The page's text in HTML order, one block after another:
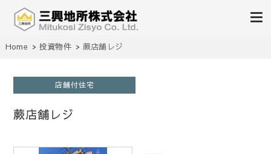
三興地所株式会社
不動産の売買、賃貸、仲介、管理
Home 投資物件 蕨店舗レジ
店舗付住宅
蕨店舗レジ